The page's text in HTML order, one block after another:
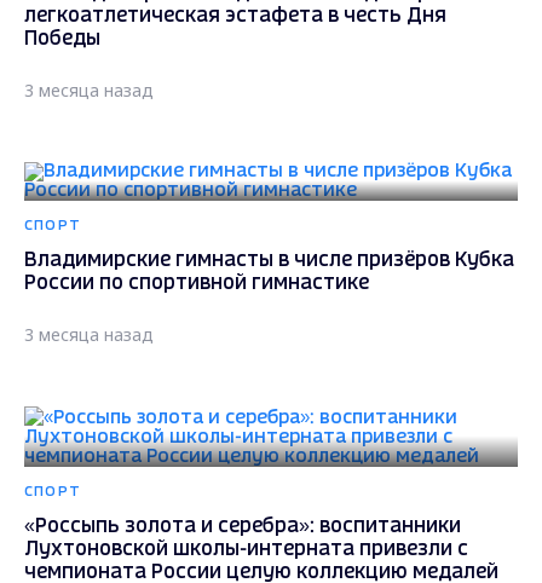
легкоатлетическая эстафета в честь Дня
Победы
3 месяца назад
СПОРТ
Владимирские гимнасты в числе призёров Кубка
России по спортивной гимнастике
3 месяца назад
СПОРТ
«Россыпь золота и серебра»: воспитанники
Лухтоновской школы-интерната привезли с
чемпионата России целую коллекцию медалей